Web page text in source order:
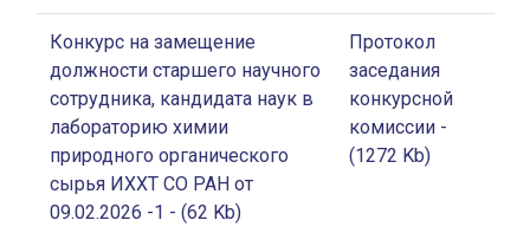
Конкурс на замещение
должности старшего научного
сотрудника, кандидата наук в
лабораторию химии
природного органического
сырья ИХХТ СО РАН от
09.02.2026 -1 - (62 Kb)
Протокол
заседания
конкурсной
комиссии -
(1272 Kb)